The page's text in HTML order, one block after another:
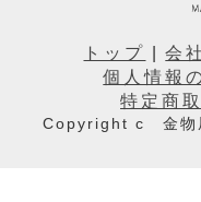
トップ 会
個人情報
特定商
Copyright c 金物